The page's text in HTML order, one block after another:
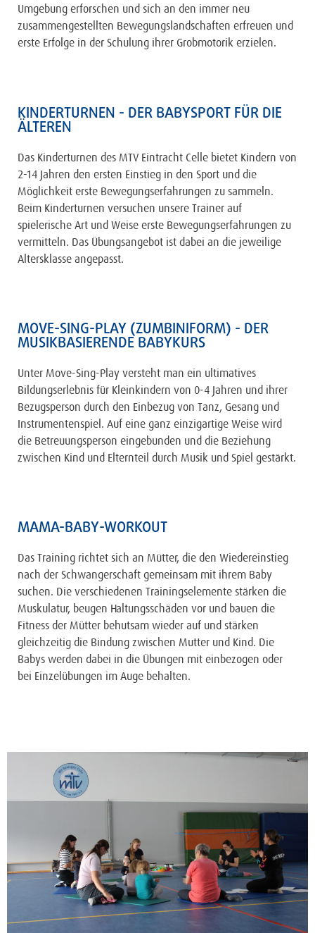
Umgebung erforschen und sich an den immer neu
zusammengestellten Bewegungslandschaften erfreuen und
erste Erfolge in der Schulung ihrer Grobmotorik erzielen.
KINDERTURNEN - DER BABYSPORT FÜR DIE
ÄLTEREN
Das Kinderturnen des MTV Eintracht Celle bietet Kindern von
2-14 Jahren den ersten Einstieg in den Sport und die
Möglichkeit erste Bewegungserfahrungen zu sammeln.
Beim Kinderturnen versuchen unsere Trainer auf
spielerische Art und Weise erste Bewegungserfahrungen zu
vermitteln. Das Übungsangebot ist dabei an die jeweilige
Altersklasse angepasst.
MOVE-SING-PLAY (ZUMBINIFORM) - DER
MUSIKBASIERENDE BABYKURS
Unter Move-Sing-Play versteht man ein ultimatives
Bildungserlebnis für Kleinkindern von 0-4 Jahren und ihrer
Bezugsperson durch den Einbezug von Tanz, Gesang und
Instrumentenspiel. Auf eine ganz einzigartige Weise wird
die Betreuungsperson eingebunden und die Beziehung
zwischen Kind und Elternteil durch Musik und Spiel gestärkt.
MAMA-BABY-WORKOUT
Das Training richtet sich an Mütter, die den Wiedereinstieg
nach der Schwangerschaft gemeinsam mit ihrem Baby
suchen. Die verschiedenen Trainingselemente stärken die
Muskulatur, beugen Haltungsschäden vor und bauen die
Fitness der Mütter behutsam wieder auf und stärken
gleichzeitig die Bindung zwischen Mutter und Kind. Die
Babys werden dabei in die Übungen mit einbezogen oder
bei Einzelübungen im Auge behalten.